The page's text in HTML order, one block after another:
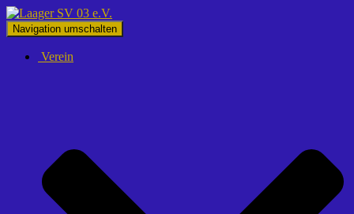
Navigation umschalten
Verein